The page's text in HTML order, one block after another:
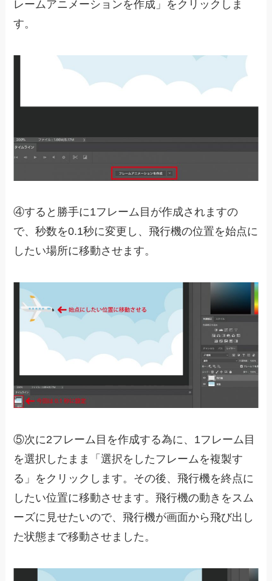
レームアニメーションを作成」をクリックしま
す。
④すると勝手に1フレーム目が作成されますの
で、秒数を0.1秒に変更し、飛行機の位置を始点に
したい場所に移動させます。
⑤次に2フレーム目を作成する為に、1フレーム目
を選択したまま「選択をしたフレームを複製す
る」をクリックします。その後、飛行機を終点に
したい位置に移動させます。飛行機の動きをスム
ーズに見せたいので、飛行機が画面から飛び出し
た状態まで移動させました。